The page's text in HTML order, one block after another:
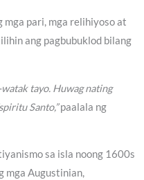
mga pari, mga relihiyoso at
ang pagbubuklod bilang
tayo. Huwag nating
Santo,”paalala ng
sa isla noong 1600s
mga Augustinian,